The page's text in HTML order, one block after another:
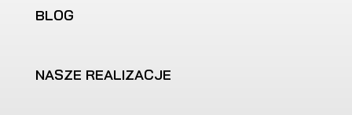
BLOG
NASZE REALIZACJE